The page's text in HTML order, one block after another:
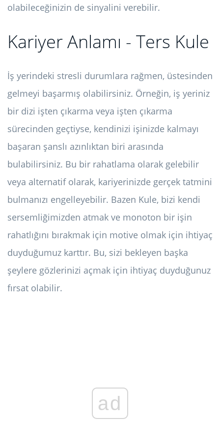
olabileceğinizin de sinyalini verebilir.
Kariyer Anlamı - Ters Kule
İş yerindeki stresli durumlara rağmen, üstesinden
gelmeyi başarmış olabilirsiniz. Örneğin, iş yeriniz
bir dizi işten çıkarma veya işten çıkarma
sürecinden geçtiyse, kendinizi işinizde kalmayı
başaran şanslı azınlıktan biri arasında
bulabilirsiniz. Bu bir rahatlama olarak gelebilir
veya alternatif olarak, kariyerinizde gerçek tatmini
bulmanızı engelleyebilir. Bazen Kule, bizi kendi
sersemliğimizden atmak ve monoton bir işin
rahatlığını bırakmak için motive olmak için ihtiyaç
duyduğumuz karttır. Bu, sizi bekleyen başka
şeylere gözlerinizi açmak için ihtiyaç duyduğunuz
fırsat olabilir.
ad